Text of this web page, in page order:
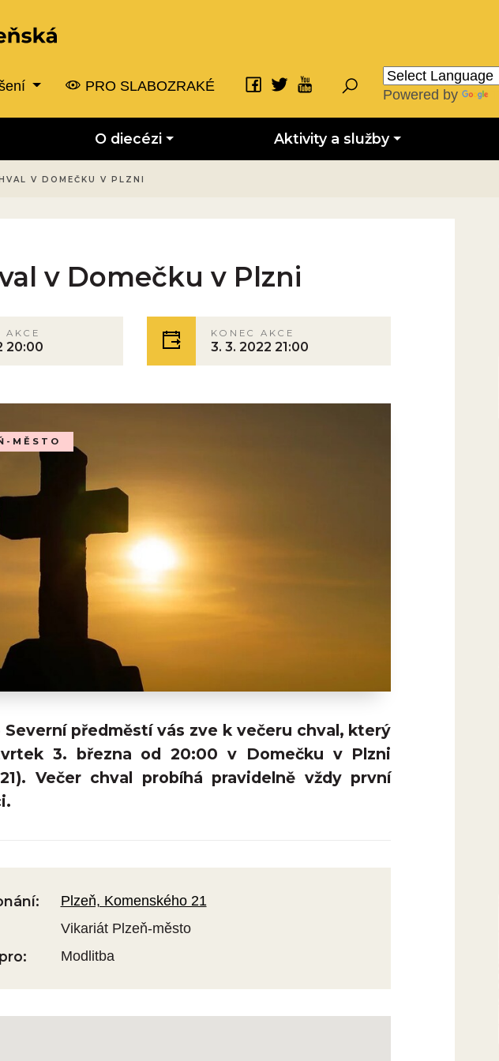
PRO SLABOZRAKÉ
Powered by
O diecézi Aktivity a služby
V DOMEČKU V PLZNI
v Domečku v Plzni
AKCE
20:00
KONEC AKCE
3. 3. 2022 21:00
MĚSTO
Severní předměstí vás zve k večeru chval, který
3. března od 20:00 v Domečku v Plzni
Večer chval probíhá pravidelně vždy první
Plzeň, Komenského 21
Vikariát Plzeň-město
Modlitba